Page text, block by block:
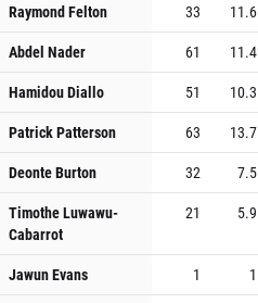
Raymond Felton
33 11.6
Abdel Nader
61 11.4
Hamidou Diallo
51 10.3
Patrick Patterson
63 13.7
Deonte Burton
32 7.5
Timothe Luwawu-
Cabarrot
21 5.9
Jawun Evans 1 1